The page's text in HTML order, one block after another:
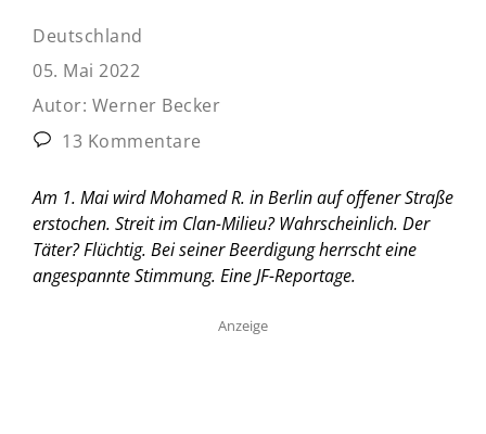
Deutschland
05. Mai 2022
Autor: Werner Becker
13 Kommentare
Am 1. Mai wird Mohamed R. in Berlin auf offener Straße
erstochen. Streit im Clan-Milieu? Wahrscheinlich. Der
Täter? Flüchtig. Bei seiner Beerdigung herrscht eine
angespannte Stimmung. Eine JF-Reportage.
Anzeige